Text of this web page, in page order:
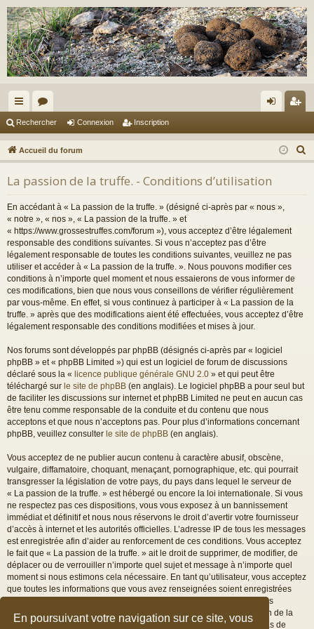
En poursuivant votre navigation sur ce site, vous
ac
co
ur
ci
s
or
u
m
s
ne
xi
on
cri
pti
Rechercher Connexion Inscription
Accueil du forum
e
La passion de la truffe. - Conditions d’utilisation
En accédant à « La passion de la truffe. » (désigné ci-après par « nous »,
« notre », « nos », « La passion de la truffe. » et
« https://www.grossestruffes.com/forum »), vous acceptez d’être légalement
responsable des conditions suivantes. Si vous n’acceptez pas d’être
légalement responsable de toutes les conditions suivantes, veuillez ne pas
utiliser et accéder à « La passion de la truffe. ». Nous pouvons modifier ces
conditions à n’importe quel moment et nous essaierons de vous informer de
ces modifications, bien que nous vous conseillons de vérifier régulièrement
par vous-même. En effet, si vous continuez à participer à « La passion de la
truffe. » après que des modifications aient été effectuées, vous acceptez d’être
légalement responsable des conditions modifiées et mises à jour.
Nos forums sont développés par phpBB (désignés ci-après par « logiciel
phpBB » et « phpBB Limited ») qui est un logiciel de forum de discussions
déclaré sous la « licence publique générale GNU 2.0 » et qui peut être
téléchargé sur le site de phpBB (en anglais). Le logiciel phpBB a pour seul but
de faciliter les discussions sur internet et phpBB Limited ne peut en aucun cas
être tenu comme responsable de la conduite et du contenu que nous
acceptons et que nous n’acceptons pas. Pour plus d’informations concernant
phpBB, veuillez consulter le site de phpBB (en anglais).
Vous acceptez de ne publier aucun contenu à caractère abusif, obscène,
vulgaire, diffamatoire, choquant, menaçant, pornographique, etc. qui pourrait
transgresser la législation de votre pays, du pays dans lequel le serveur de
« La passion de la truffe. » est hébergé ou encore la loi internationale. Si vous
ne respectez pas ces dispositions, vous vous exposez à un bannissement
immédiat et définitif et nous nous réservons le droit d’avertir votre fournisseur
d’accès à internet et les autorités officielles. L’adresse IP de tous les messages
est enregistrée afin d’aider au renforcement de ces conditions. Vous acceptez
le fait que « La passion de la truffe. » ait le droit de supprimer, de modifier, de
déplacer ou de verrouiller n’importe quel sujet et message à n’importe quel
moment si nous estimons cela nécessaire. En tant qu’utilisateur, vous acceptez
que toutes les informations que vous avez renseignées soient enregistrées
dans notre base de données. Bien que ces informations ne seront pas
diffusées à une tierce partie sans votre consentement, ni « La passion de la
truffe. », ni phpBB, ne pourront être tenus comme responsables en cas de